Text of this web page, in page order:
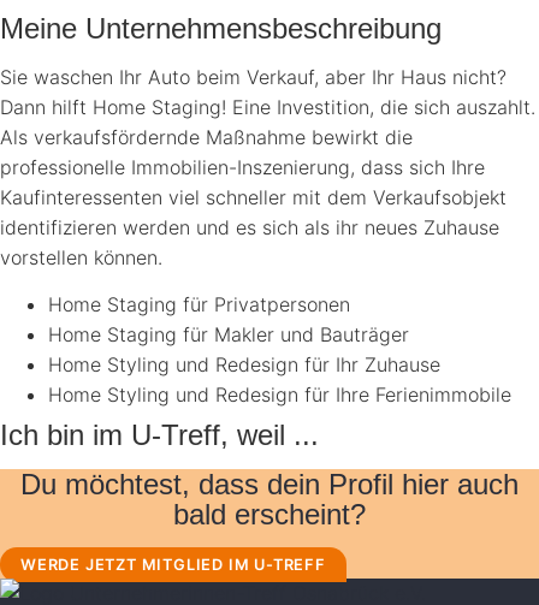
Meine Unternehmensbeschreibung
Sie waschen Ihr Auto beim Verkauf, aber Ihr Haus nicht?
Dann hilft Home Staging! Eine Investition, die sich auszahlt.
Als verkaufsfördernde Maßnahme bewirkt die
professionelle Immobilien-Inszenierung, dass sich Ihre
Kaufinteressenten viel schneller mit dem Verkaufsobjekt
identifizieren werden und es sich als ihr neues Zuhause
vorstellen können.
Home Staging für Privatpersonen
Home Staging für Makler und Bauträger
Home Styling und Redesign für Ihr Zuhause
Home Styling und Redesign für Ihre Ferienimmobile
Ich bin im U-Treff, weil ...
Du möchtest, dass dein Profil hier auch
bald erscheint?
WERDE JETZT MITGLIED IM U-TREFF